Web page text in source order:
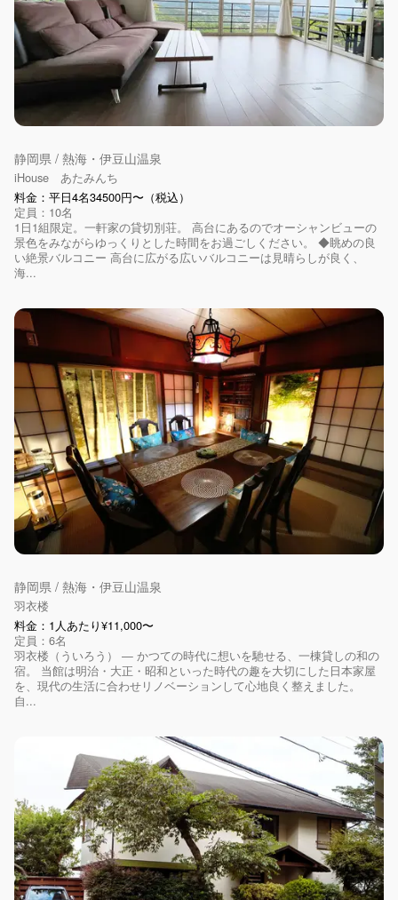
静岡県 / 熱海・伊豆山温泉
iHouse あたみんち
料金：平日4名34500円〜（税込）
定員：10名
1日1組限定。一軒家の貸切別荘。 高台にあるのでオーシャンビューの
景色をみながらゆっくりとした時間をお過ごしください。 ◆眺めの良
い絶景バルコニー 高台に広がる広いバルコニーは見晴らしが良く、
海...
静岡県 / 熱海・伊豆山温泉
羽衣楼
料金：1人あたり¥11,000〜
定員：6名
羽衣楼（ういろう） — かつての時代に想いを馳せる、一棟貸しの和の
宿。 当館は明治・大正・昭和といった時代の趣を大切にした日本家屋
を、現代の生活に合わせリノベーションして心地良く整えました。
自...